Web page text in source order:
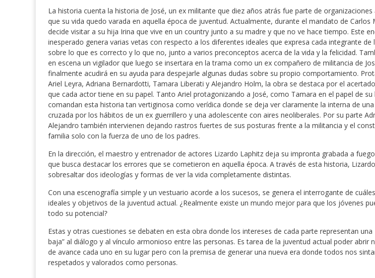
La historia cuenta la historia de José, un ex militante que diez años atrás fue parte de organizaciones
que su vida quedo varada en aquella época de juventud. Actualmente, durante el mandato de Carlos
decide visitar a su hija Irina que vive en un country junto a su madre y que no ve hace tiempo. Este
inesperado genera varias vetas con respecto a los diferentes ideales que expresa cada integrante de
sobre lo que es correcto y lo que no, junto a varios preconceptos acerca de la vida y la felicidad.
en escena un vigilador que luego se insertara en la trama como un ex compañero de militancia de
finalmente acudirá en su ayuda para despejarle algunas dudas sobre su propio comportamiento.
Ariel Leyra, Adriana Bernardotti, Tamara Liberati y Alejandro Holm, la obra se destaca por el
que cada actor tiene en su papel. Tanto Ariel protagonizando a José, como Tamara en el papel de su
comandan esta historia tan vertiginosa como verídica donde se deja ver claramente la interna de
cruzada por los hábitos de un ex guerrillero y una adolescente con aires neoliberales. Por su parte
Alejandro también intervienen dejando rastros fuertes de sus posturas frente a la militancia y el
familia solo con la fuerza de uno de los padres.
En la dirección, el maestro y entrenador de actores Lizardo Laphitz deja su impronta grabada a
que busca destacar los errores que se cometieron en aquella época. A través de esta historia,
sobresaltar dos ideologías y formas de ver la vida completamente distintas.
Con una escenografía simple y un vestuario acorde a los sucesos, se genera el interrogante de
ideales y objetivos de la juventud actual. ¿Realmente existe un mundo mejor para que los jóvenes
todo su potencial?
Estas y otras cuestiones se debaten en esta obra donde los intereses de cada parte representan una
baja” al diálogo y al vínculo armonioso entre las personas. Es tarea de la juventud actual poder abrir
de avance cada uno en su lugar pero con la premisa de generar una nueva era donde todos nos
respetados y valorados como personas.